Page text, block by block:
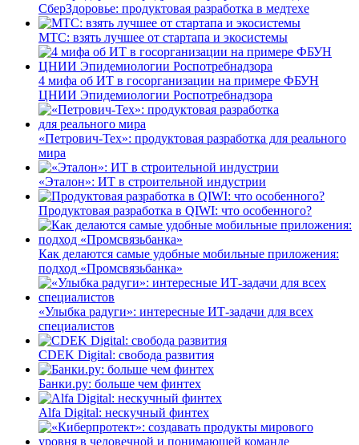
СберЗдоровье: продуктовая разработка в медтехе
МТС: взять лучшее от стартапа и экосистемы
4 мифа об ИТ в госорганизации на примере ФБУН
ЦНИИ Эпидемиологии Роспотребнадзора
«Петрович-Тех»: продуктовая разработка для реального
мира
«Эталон»: ИТ в строительной индустрии
Продуктовая разработка в QIWI: что особенного?
Как делаются самые удобные мобильные приложения:
подход «Промсвязьбанка»
«Улыбка радуги»: интересные ИТ-задачи для всех
специалистов
CDEK Digital: свобода развития
Банки.ру: больше чем финтех
Alfa Digital: нескучный финтех